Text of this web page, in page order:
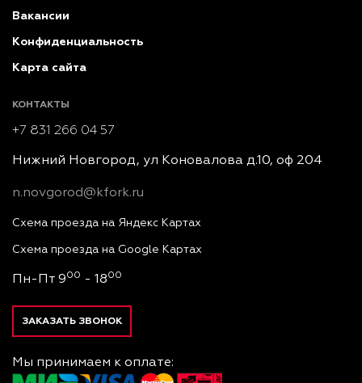
Вакансии
Конфиденциальность
Карта сайта
КОНТАКТЫ
+7 831 266 04 57
Нижний Новгород, ул Коновалова д.10, оф 204
n.novgorod@kfork.ru
Схема проезда на Яндекс Картах
Схема проезда на Google Картах
Пн-Пт 900 - 1800
ЗАКАЗАТЬ ЗВОНОК
Мы принимаем к оплате: